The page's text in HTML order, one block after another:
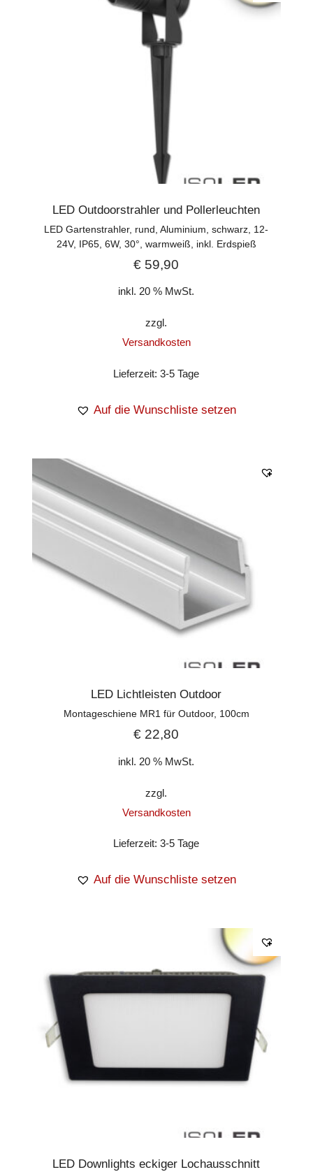
LED Outdoorstrahler und Pollerleuchten
LED Gartenstrahler, rund, Aluminium, schwarz, 12-
24V, IP65, 6W, 30°, warmweiß, inkl. Erdspieß
€ 59,90
inkl. 20 % MwSt.
zzgl.
Versandkosten
Lieferzeit:3-5 Tage
Auf die Wunschliste setzen
LED Lichtleisten Outdoor
Montageschiene MR1 für Outdoor, 100cm
€ 22,80
inkl. 20 % MwSt.
zzgl.
Versandkosten
Lieferzeit:3-5 Tage
Auf die Wunschliste setzen
LED Downlights eckiger Lochausschnitt